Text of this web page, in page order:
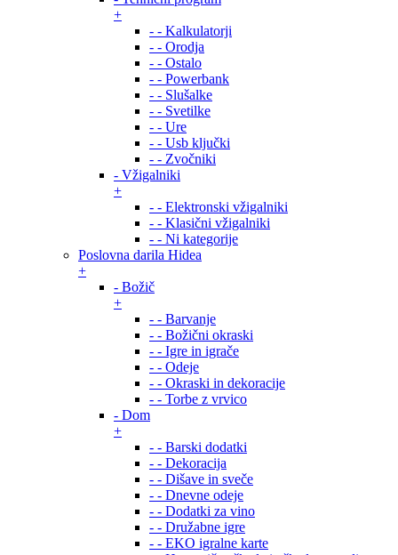
+
- - Kalkulatorji
- - Orodja
- - Ostalo
- - Powerbank
- - Slušalke
- - Svetilke
- - Ure
- - Usb ključki
- - Zvočniki
- Vžigalniki
+
- - Elektronski vžigalniki
- - Klasični vžigalniki
- - Ni kategorije
Poslovna darila Hidea
+
- Božič
+
- - Barvanje
- - Božični okraski
- - Igre in igrače
- - Odeje
- - Okraski in dekoracije
- - Torbe z vrvico
- Dom
+
- - Barski dodatki
- - Dekoracija
- - Dišave in sveče
- - Dnevne odeje
- - Dodatki za vino
- - Družabne igre
- - EKO igralne karte